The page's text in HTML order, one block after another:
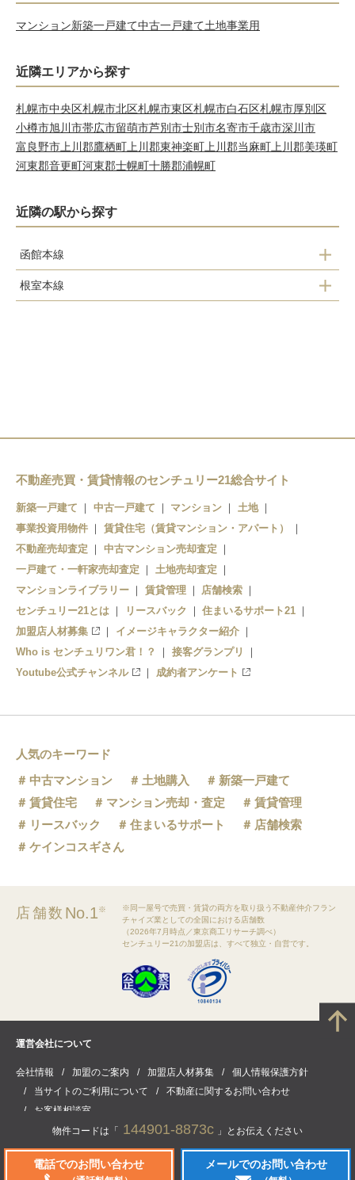
物件コードは「 144901-8873c 」とお伝えください
電話でのお問い合わせ メールでのお問い合わせ
マンション新築一戸建て中古一戸建て土地事業用
近隣エリアから探す
札幌市中央区札幌市北区札幌市東区札幌市白石区札幌市厚別区
小樽市旭川市帯広市留萌市芦別市士別市名寄市千歳市深川市
富良野市上川郡鷹栖町上川郡東神楽町上川郡当麻町上川郡美瑛町
河東郡音更町河東郡士幌町十勝郡浦幌町
近隣の駅から探す
函館本線
滝川駅
根室本線
不動産売買・賃貸情報のセンチュリー21総合サイト
新築一戸建て 中古一戸建て マンション
土地
事業投資用物件
賃貸住宅（賃貸マンション・アパート）
不動産売却査定
中古マンション売却査定
一戸建て・一軒家売却査定
土地売却査定
マンションライブラリー
賃貸管理
店舗検索
センチュリー21とは
リースバック
住まいるサポート21
加盟店人材募集
イメージキャラクター紹介
Who is センチュリワン君！？
接客グランプリ
Youtube公式チャンネル
成約者アンケート
人気のキーワード
中古マンション
土地購入
新築一戸建て
賃貸住宅
マンション売却・査定
賃貸管理
リースバック
住まいるサポート
店舗検索
ケインコスギさん
店舗数 No.1※
※同一屋号で売買・賃貸の両方を取り扱う不動産仲介フラン
チャイズ業としての全国における店舗数
（2026年7月時点／東京商工リサーチ調べ）
センチュリー21の加盟店は、すべて独立・自営です。
運営会社について
会社情報 加盟のご案内 加盟店人材募集
個人情報保護方針
当サイトのご利用について
不動産に関するお問い合わせ
お客様相談室
(C) CENTURY21 Real Estate of Japan Ltd. All rights reserved.